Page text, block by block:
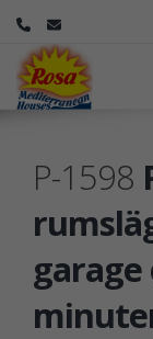
P-1598
garage